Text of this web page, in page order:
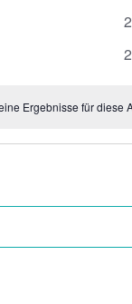
0
0
Ergebnisse für diese